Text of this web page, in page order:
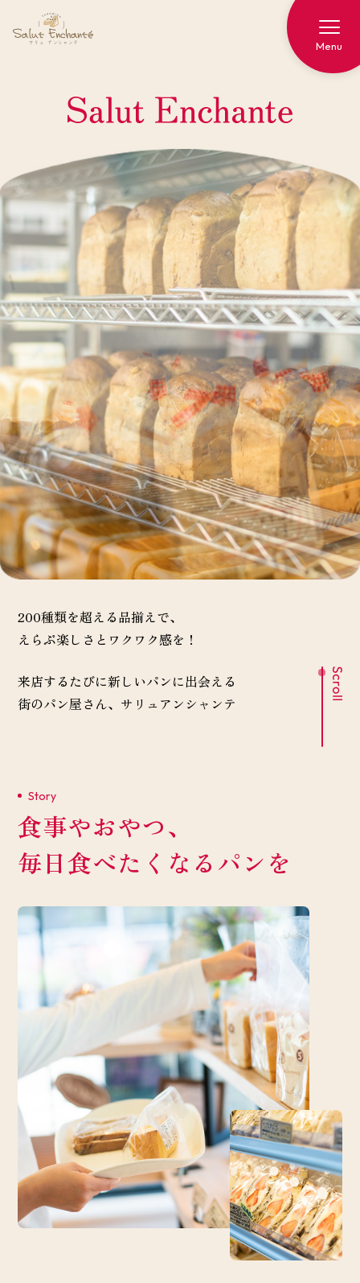
200種類を超える品揃えで、
えらぶ楽しさとワクワク感を！
来店するたびに新しいパンに出会える
街のパン屋さん、サリュアンシャンテ
Story
食事やおやつ、
毎日食べたくなるパンを